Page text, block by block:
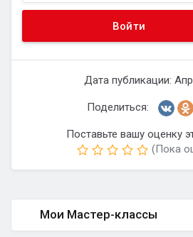
Дата публикации:
Поделиться:
Поставьте вашу оценку
(Пока
Мои Мастер-классы